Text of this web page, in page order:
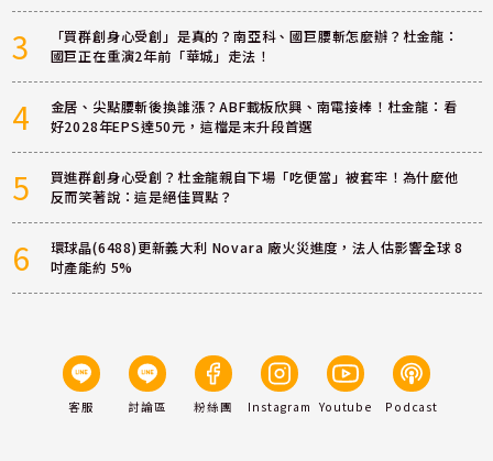
3
「買群創身心受創」是真的？南亞科、國巨腰斬怎麼辦？杜金龍：
國巨正在重演2年前「華城」走法！
4
金居、尖點腰斬後換誰漲？ABF載板欣興、南電接棒！杜金龍：看
好2028年EPS達50元，這檔是末升段首選
5
買進群創身心受創？杜金龍親自下場「吃便當」被套牢！為什麼他
反而笑著說：這是絕佳買點？
6
環球晶(6488)更新義大利 Novara 廠火災進度，法人估影響全球 8
吋產能約 5%
客服 討論區 粉絲團 Instagram Youtube Podcast